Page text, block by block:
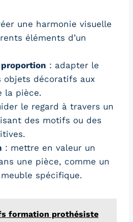
une harmonie visuelle
éléments d’un
proportion : adapter le
objets décoratifs aux
la pièce.
le regard à travers un
des motifs ou des
: mettre en valeur un
une pièce, comme un
spécifique.
formation prothésiste